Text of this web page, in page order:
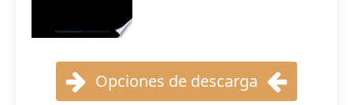
Opciones de descarga